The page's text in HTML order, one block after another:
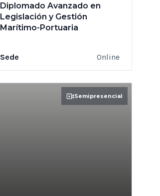
Diplomado Avanzado en
Legislación y Gestión
Marítimo-Portuaria
Sede Online
Semipresencial